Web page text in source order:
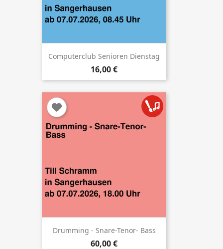
Computerclub Senioren Dienstag
16,00 €
Drumming - Snare-Tenor- Bass
60,00 €